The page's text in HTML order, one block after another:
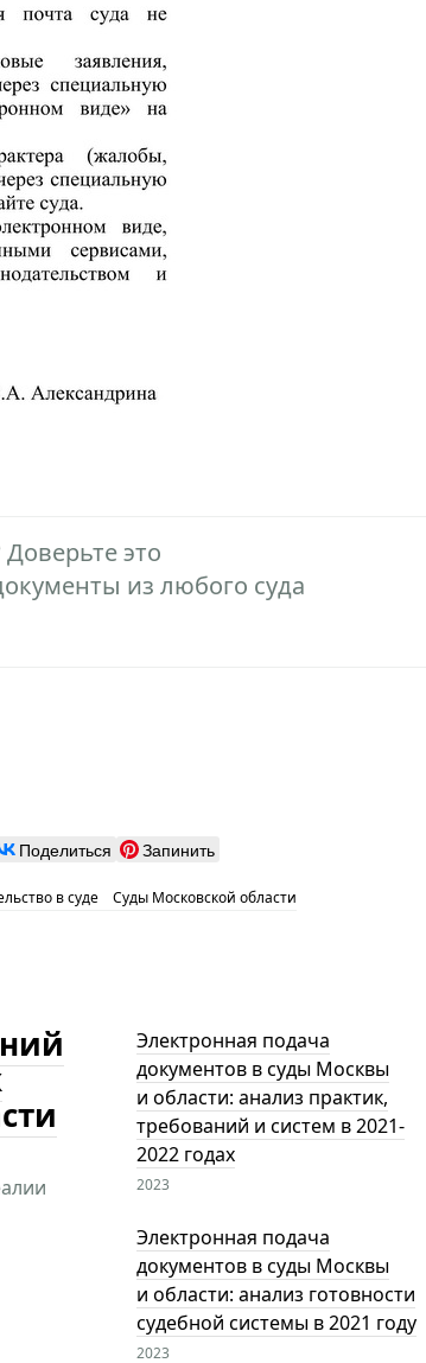
это
из любого суда
Поделиться Запинить
в суде Суды Московской области
Электронная подача
документов в суды Москвы
и области: анализ практик,
требований и систем в 2021-
2022 годах
2023
Электронная подача
документов в суды Москвы
и области: анализ готовности
судебной системы в 2021 году
2023